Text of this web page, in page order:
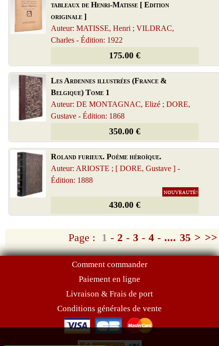
tableaux de Henri-Matisse [ Edition
originale ]
Auteur: MATISSE, Henri ; VILDRAC,
Charles - Édition: 1922
175.00 €
Les Ardennes illustrées (France &
Belgique) Tome 1
Auteur: DE MONTAGNAC, Elizé ; DORE,
Gustave - Édition: 1868
350.00 €
Roland furieux. Poème héroïque.
Auteur: ARIOSTE ; [ DORE, Gustave ] -
Édition: 1888
430.00 €
Page : 1 - 2 - 3 - 4 - .... 35 > >>
Comment commander
Paiement en ligne
Livraison & Frais de port
Conditions générales de vente